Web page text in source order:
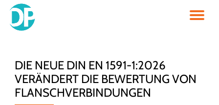
Skip
DIE NEUE DIN EN 1591-1:2026
VERÄNDERT DIE BEWERTUNG VON
FLANSCHVERBINDUNGEN